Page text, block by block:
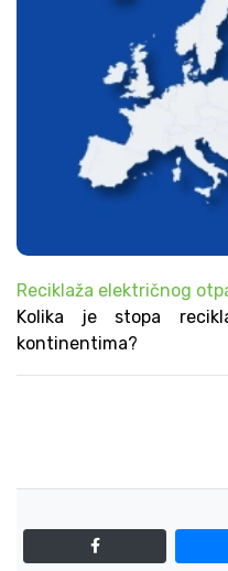
Reciklaža električnog
Kolika je stopa
kontinentima?